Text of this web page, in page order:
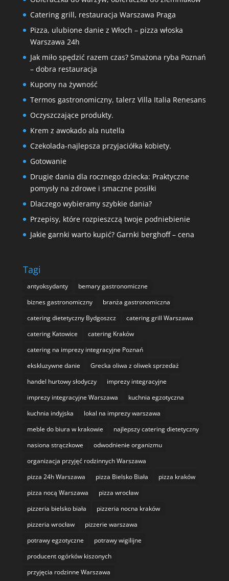
Catering grill, restauracja Warszawa Praga
Pizza, ulubione danie z Włoch – pizza włoska
Warszawa 24h
Jak miło spędzić razem czas? Smażona ryba Poznań
– dobra restauracja
Kupony na żywność
Termos gastronomiczny, talerz Villa Italia Renesans
Oczyszczające produkty.
Krem z awokado ala nutella
Czekolada-najlepsza przyjaciółka kobiety.
Gotowanie
Drugie dania dla rocznego dziecka: Praktyczne
pomysły na zdrowe i smaczne posiłki
Dlaczego wybieramy szybkie dania?
Przepisy, które rozpieszczą twoje podniebienie
Jakie garnki warto kupić? Garnki berghoff – cena
Tagi
antyoksydanty
bemary gastronomiczne
biznes gastronomiczny
branża gastronomiczna
catering dietetyczny Bydgoszcz
catering grill Warszawa
catering Katowice
catering Kraków
catering na imprezy integracyjne Poznań
ekskluzywne danie
Grecka oliwa z oliwek sprzedaż
handel hurtowy słodyczy
imprezy integracyjne
imprezy integracyjne Warszawa
kuchnia egzotyczna
kuchnia indyjska
lokal na imprezy warszawa
meble do biura w krakowie
najlepszy catering dietetyczny
nasiona strączkowe
odwodnienie organizmu
organizacja przyjęć rodzinnych Warszawa
pizza 24h Warszawa
pizza Bielsko Biała
pizza kraków
pizza nocą Warszawa
pizza wrocław
pizzeria bielsko biała
pizzeria nocna kraków
pizzeria wrocław
pizzerie warszawa
potrawy egzotyczne
potrawy wigilijne
producent ogórków kiszonych
przyjęcia rodzinne Warszawa